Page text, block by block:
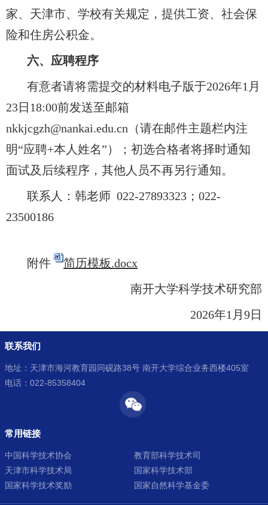
家、天津市、学校有关规定，提供工资、社会保
险和住房公积金。
六、应聘程序
有意者请将需提交的材料电子版于2026年1月
23日18:00前发送至邮箱
nkkjcgzh@nankai.edu.cn（请在邮件主题栏内注
明“应聘+本人姓名”）；初选合格者将择时通知
面试及后续程序，其他人员不再另行通知。
联系人：韩老师 022-27893323；022-
23500186
附件
简历模板.docx
南开大学科学技术研究部
2026年1月9日
联系我们
地址：天津市海河教育园同砚路38号 南开大学综合业务西楼405室
电话：022-85358404
常用链接
中国科学技术协会
教育部科学技术司
天津市科学技术局
国家科学技术部
国家科学技术奖励
国家自然科学基金委